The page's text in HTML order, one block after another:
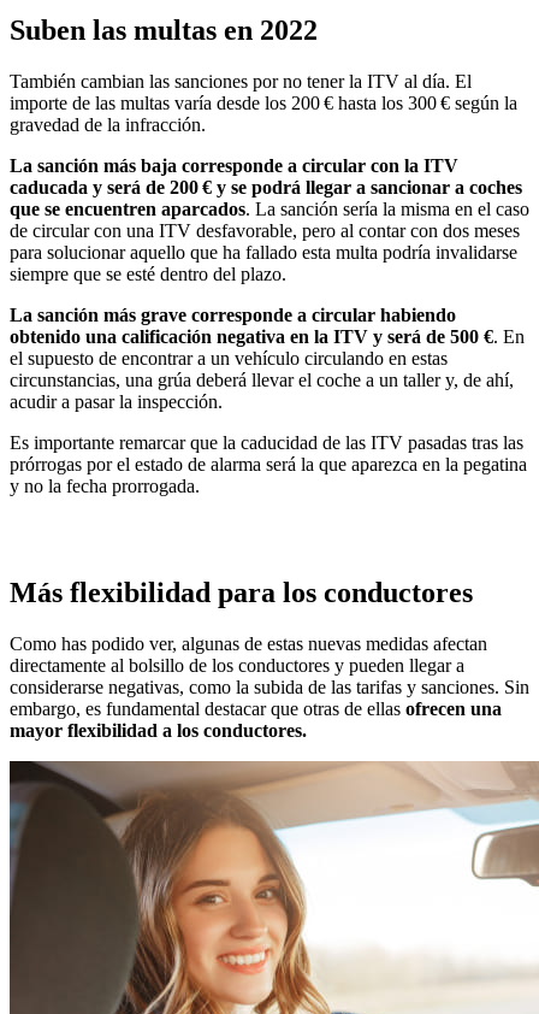
Suben las multas en 2022
También cambian las sanciones por no tener la ITV al día. El
importe de las multas varía desde los 200 € hasta los 300 € según la
gravedad de la infracción.
La sanción más baja corresponde a circular con la ITV
caducada y será de 200 € y se podrá llegar a sancionar a coches
que se encuentren aparcados. La sanción sería la misma en el caso
de circular con una ITV desfavorable, pero al contar con dos meses
para solucionar aquello que ha fallado esta multa podría invalidarse
siempre que se esté dentro del plazo.
La sanción más grave corresponde a circular habiendo
obtenido una calificación negativa en la ITV y será de 500 €. En
el supuesto de encontrar a un vehículo circulando en estas
circunstancias, una grúa deberá llevar el coche a un taller y, de ahí,
acudir a pasar la inspección.
Es importante remarcar que la caducidad de las ITV pasadas tras las
prórrogas por el estado de alarma será la que aparezca en la pegatina
y no la fecha prorrogada.
Más flexibilidad para los conductores
Como has podido ver, algunas de estas nuevas medidas afectan
directamente al bolsillo de los conductores y pueden llegar a
considerarse negativas, como la subida de las tarifas y sanciones. Sin
embargo, es fundamental destacar que otras de ellas ofrecen una
mayor flexibilidad a los conductores.